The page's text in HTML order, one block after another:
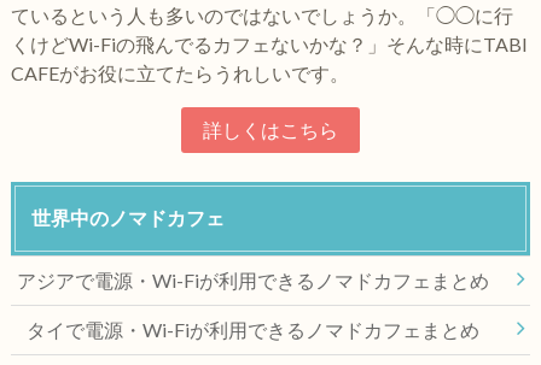
ているという人も多いのではないでしょうか。「◯◯に行
くけどWi-Fiの飛んでるカフェないかな？」そんな時にTABI
CAFEがお役に立てたらうれしいです。
詳しくはこちら
世界中のノマドカフェ
アジアで電源・Wi-Fiが利用できるノマドカフェまとめ
タイで電源・Wi-Fiが利用できるノマドカフェまとめ